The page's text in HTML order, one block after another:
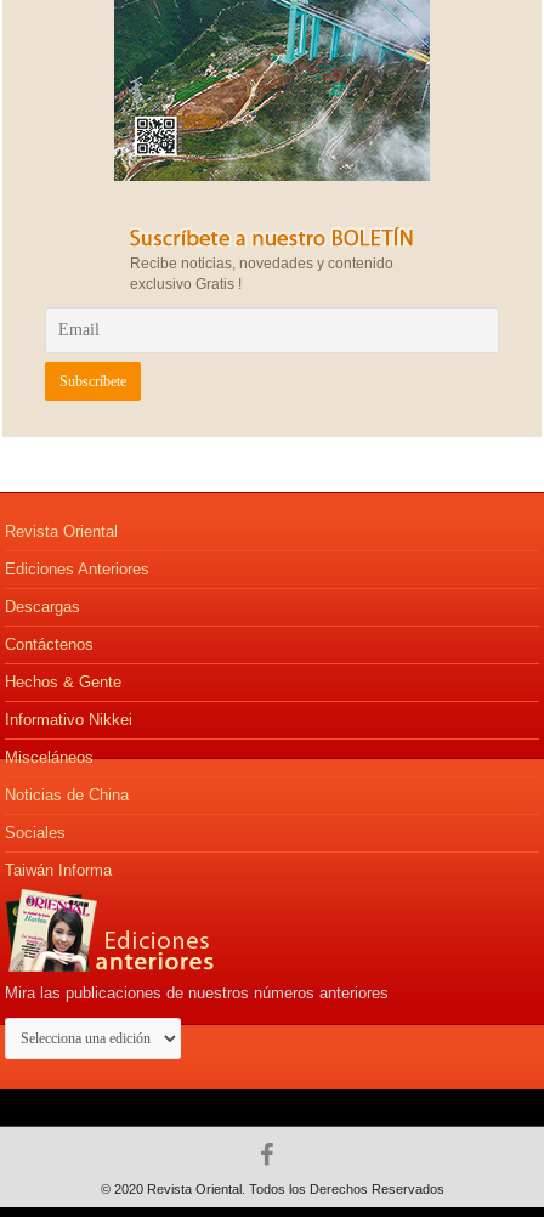
Recibe noticias, novedades y contenido
exclusivo Gratis !
Revista Oriental
Ediciones Anteriores
Descargas
Contáctenos
Hechos & Gente
Informativo Nikkei
Misceláneos
Noticias de China
Sociales
Taiwán Informa
Mira las publicaciones de nuestros números anteriores
© 2020 Revista Oriental. Todos los Derechos Reservados